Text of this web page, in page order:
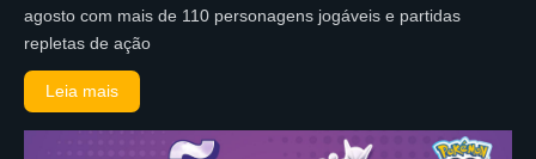
agosto com mais de 110 personagens jogáveis e partidas
repletas de ação
Leia mais